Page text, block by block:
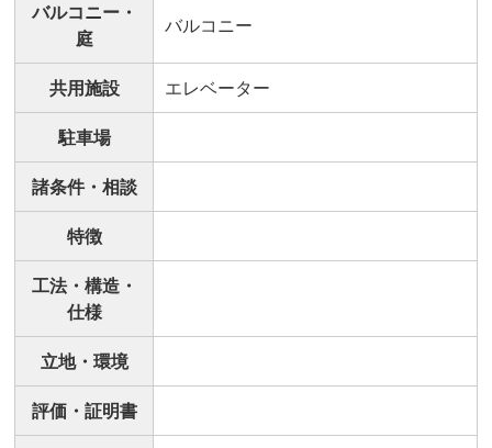
バルコニー・
庭
バルコニー
共用施設 エレベーター
駐車場
諸条件・相談
特徴
工法・構造・
仕様
立地・環境
評価・証明書